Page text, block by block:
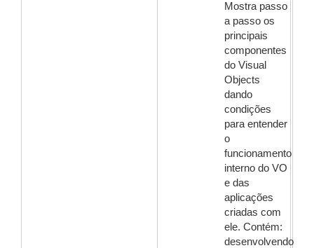
Mostra passo
a passo os
principais
componentes
do Visual
Objects
dando
condições
para entender
o
funcionamento
interno do VO
e das
aplicações
criadas com
ele. Contém:
desenvolvendo